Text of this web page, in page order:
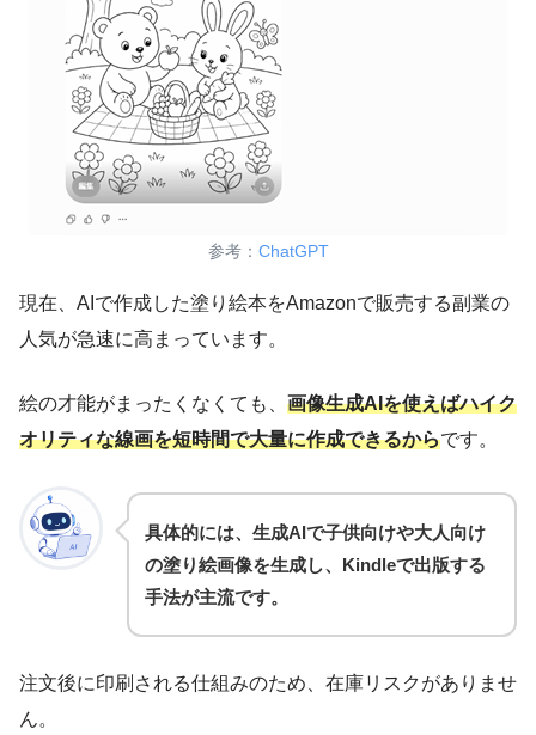
参考： ChatGPT
現在、AIで作成した塗り絵本をAmazonで販売する副業の
人気が急速に高まっています。
絵の才能がまったくなくても、 画像生成AIを使えばハイク
オリティな線画を短時間で大量に作成できるからです。
具体的には、生成AIで子供向けや大人向け
の塗り絵画像を生成し、Kindleで出版する
手法が主流です。
注文後に印刷される仕組みのため、在庫リスクがありませ
ん。